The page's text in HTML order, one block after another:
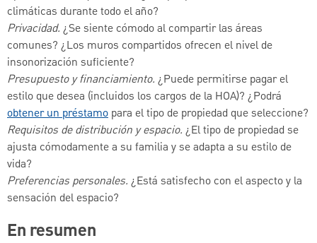
climáticas durante todo el año?
Privacidad. ¿Se siente cómodo al compartir las áreas
comunes? ¿Los muros compartidos ofrecen el nivel de
insonorización suficiente?
Presupuesto y financiamiento. ¿Puede permitirse pagar el
estilo que desea (incluidos los cargos de la HOA)? ¿Podrá
obtener un préstamo para el tipo de propiedad que seleccione?
Requisitos de distribución y espacio. ¿El tipo de propiedad se
ajusta cómodamente a su familia y se adapta a su estilo de
vida?
Preferencias personales. ¿Está satisfecho con el aspecto y la
sensación del espacio?
En resumen